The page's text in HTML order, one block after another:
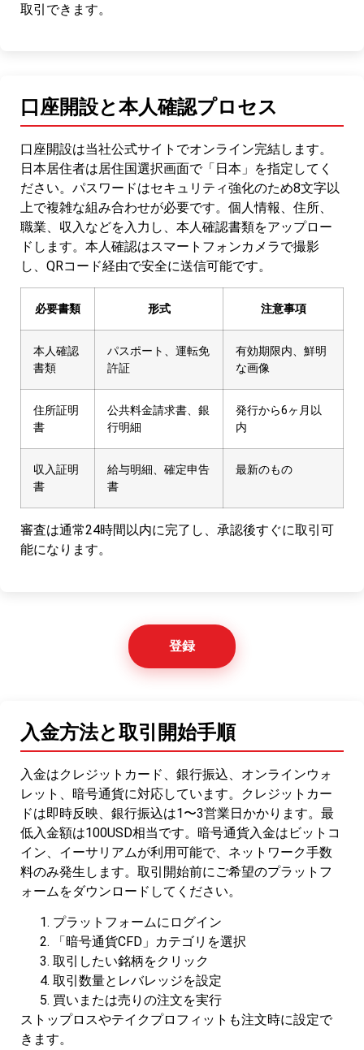
取引できます。
口座開設と本人確認プロセス
口座開設は当社公式サイトでオンライン完結します。
日本居住者は居住国選択画面で「日本」を指定してく
ださい。パスワードはセキュリティ強化のため8文字以
上で複雑な組み合わせが必要です。個人情報、住所、
職業、収入などを入力し、本人確認書類をアップロー
ドします。本人確認はスマートフォンカメラで撮影
し、QRコード経由で安全に送信可能です。
必要書類 形式 注意事項
本人確認
書類
パスポート、運転免
許証
有効期限内、鮮明
な画像
住所証明
書
公共料金請求書、銀
行明細
発行から6ヶ月以
内
収入証明
書
給与明細、確定申告
書
最新のもの
審査は通常24時間以内に完了し、承認後すぐに取引可
能になります。
登録
入金方法と取引開始手順
入金はクレジットカード、銀行振込、オンラインウォ
レット、暗号通貨に対応しています。クレジットカー
ドは即時反映、銀行振込は1〜3営業日かかります。最
低入金額は100USD相当です。暗号通貨入金はビットコ
イン、イーサリアムが利用可能で、ネットワーク手数
料のみ発生します。取引開始前にご希望のプラットフ
ォームをダウンロードしてください。
プラットフォームにログイン
「暗号通貨CFD」カテゴリを選択
取引したい銘柄をクリック
取引数量とレバレッジを設定
買いまたは売りの注文を実行
ストップロスやテイクプロフィットも注文時に設定で
きます。